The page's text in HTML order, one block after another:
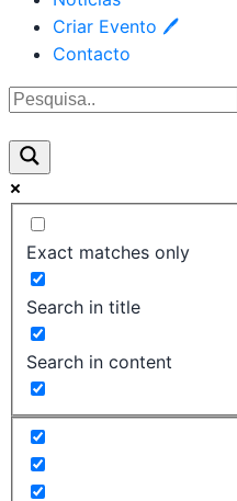
Criar Evento 🖊
Contacto
Exact matches only
Search in title
Search in content